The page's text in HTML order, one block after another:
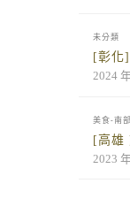
未分類
[彰化
2024
美食-南部
[高雄
2023